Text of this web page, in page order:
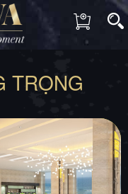
TRỌNG